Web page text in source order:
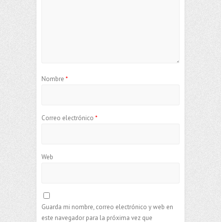
Nombre *
Correo electrónico *
Web
Guarda mi nombre, correo electrónico y web en
este navegador para la próxima vez que